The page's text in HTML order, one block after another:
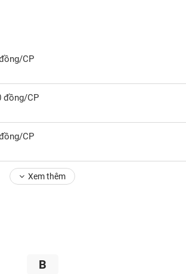
CP
đồng/CP
CP
Xem thêm
B